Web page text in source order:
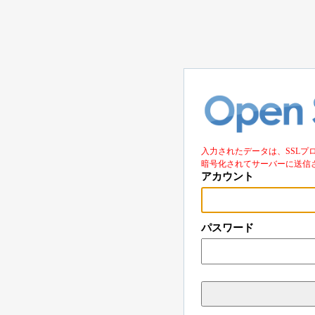
入力されたデータは、SSLプ
暗号化されてサーバーに送信
アカウント
パスワード